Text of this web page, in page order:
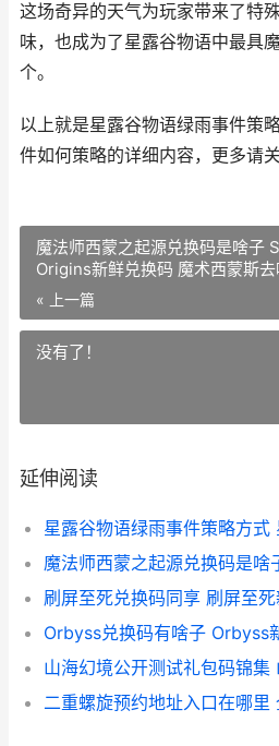
这场奇异的天气为玩家带来了特
味，也成为了星露谷物语中最具
个。
以上就是星露谷物语绿雨事件策
件如何策略的详细内容，更多请
魔法师西蒙之起源兑换码是啥子
Origins新鲜兑换码 魔术西蒙斯去
« 上一篇
没有了！
延伸阅读